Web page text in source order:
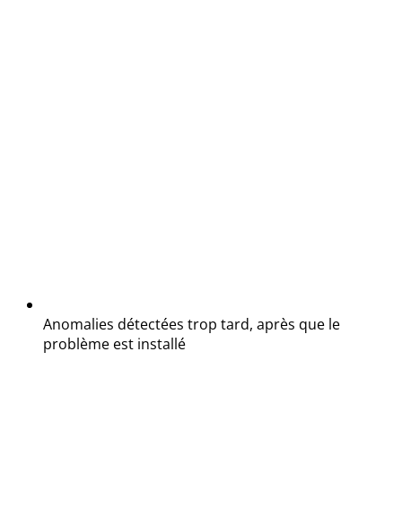
Anomalies détectées trop tard, après que le
problème est installé